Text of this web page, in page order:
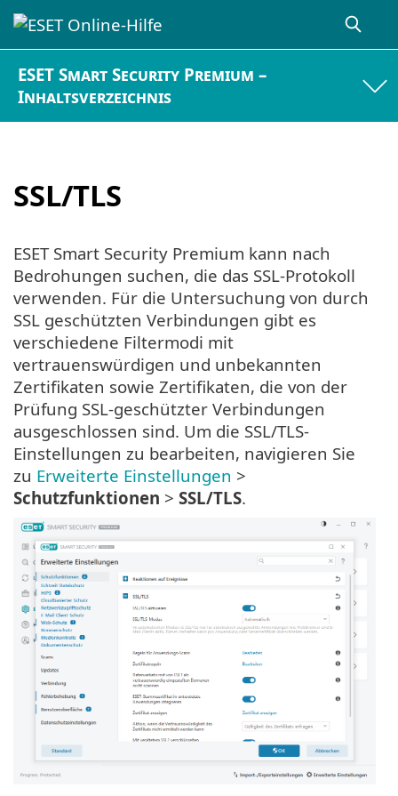
ESET Smart Security Premium –
Inhaltsverzeichnis
SSL/TLS
ESET Smart Security Premium kann nach
Bedrohungen suchen, die das SSL-Protokoll
verwenden. Für die Untersuchung von durch
SSL geschützten Verbindungen gibt es
verschiedene Filtermodi mit
vertrauenswürdigen und unbekannten
Zertifikaten sowie Zertifikaten, die von der
Prüfung SSL-geschützter Verbindungen
ausgeschlossen sind. Um die SSL/TLS-
Einstellungen zu bearbeiten, navigieren Sie
zu Erweiterte Einstellungen >
Schutzfunktionen > SSL/TLS.